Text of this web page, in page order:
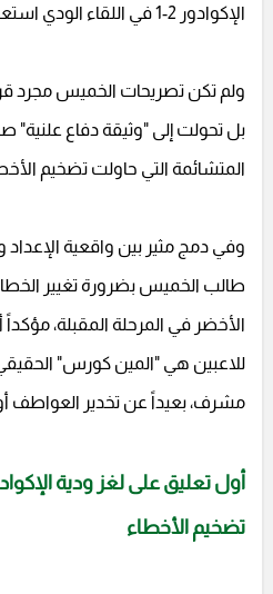
الإكوادور 2-1 في اللقاء الودي استعدادا لكأس العالم 2026.
ولم تكن تصريحات الخميس مجرد
بل تحولت إلى "وثيقة دفاع علنية"
المتشائمة التي حاولت تضخيم
وفي دمج مثير بين واقعية الإعداد
طالب الخميس بضرورة تغيير
الأخضر في المرحلة المقبلة، مؤكداً
للاعبين هي "المين كورس"
مشرف، بعيداً عن تخدير العواطف
أول تعليق على لغز ودية
تضخيم الأخطاء